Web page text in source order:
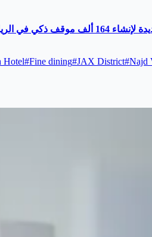
موقف ذكي في الرياض
Hotel#Fine dining#JAX District#Najd